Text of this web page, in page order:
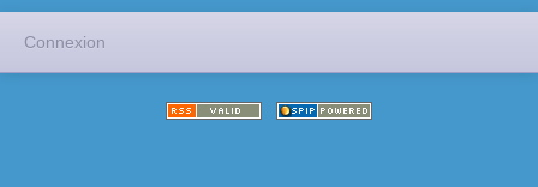
Connexion